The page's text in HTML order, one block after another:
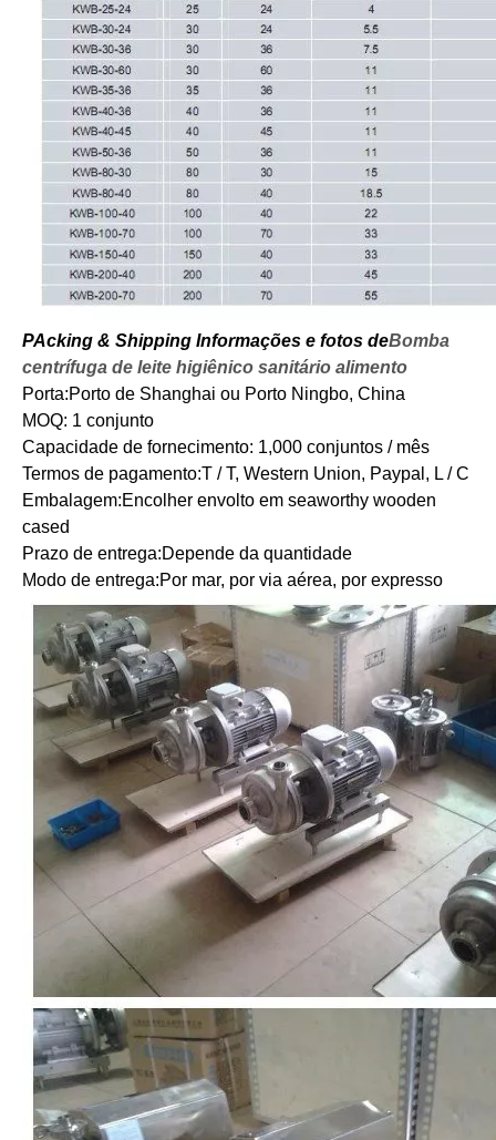
PAcking & Shipping Informações e fotos deBomba
centrífuga de leite higiênico sanitário alimento
Porta:Porto de Shanghai ou Porto Ningbo, China
MOQ: 1 conjunto
Capacidade de fornecimento: 1,000 conjuntos / mês
Termos de pagamento:T / T, Western Union, Paypal, L / C
Embalagem:Encolher envolto em seaworthy wooden
cased
Prazo de entrega:Depende da quantidade
Modo de entrega:Por mar, por via aérea, por expresso